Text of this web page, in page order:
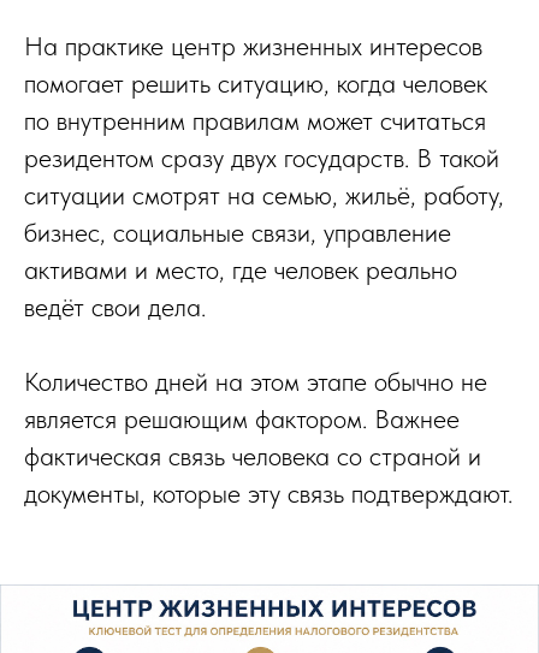
На практике центр жизненных интересов
помогает решить ситуацию, когда человек
по внутренним правилам может считаться
резидентом сразу двух государств. В такой
ситуации смотрят на семью, жильё, работу,
бизнес, социальные связи, управление
активами и место, где человек реально
ведёт свои дела.
Количество дней на этом этапе обычно не
является решающим фактором. Важнее
фактическая связь человека со страной и
документы, которые эту связь подтверждают.